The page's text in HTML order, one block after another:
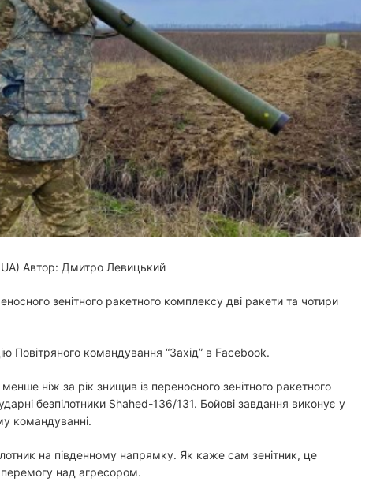
а
н
н
я
Автор: Дмитро Левицький
зенітного ракетного комплексу дві ракети та чотири
Повітряного командування “Захід” в Facebook.
ніж за рік знищив із переносного зенітного ракетного
безпілотники Shahed-136/131. Бойові завдання виконує у
командуванні.
на південному напрямку. Як каже сам зенітник, це
перемогу над агресором.